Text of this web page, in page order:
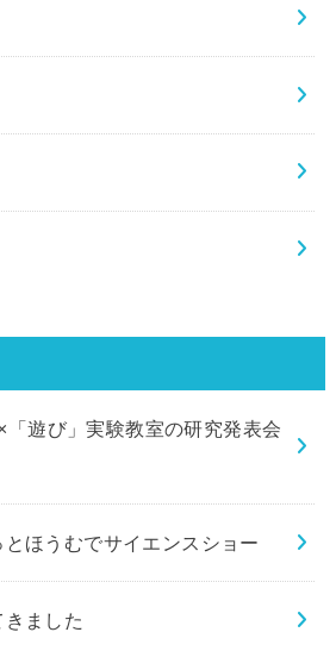
遊び」実験教室の研究発表会
ほうむでサイエンスショー
ました